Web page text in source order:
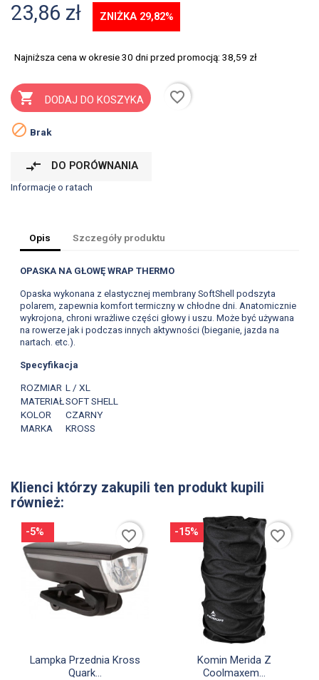
23,86 zł ZNIŻKA 29,82%
Najniższa cena w okresie 30 dni przed promocją: 38,59 zł
 DODAJ DO KOSZYKA
favorite_border
 Brak
compare_arrows DO PORÓWNANIA
Informacje o ratach
Opis Szczegóły produktu
OPASKA NA GŁOWĘ WRAP THERMO
Opaska wykonana z elastycznej membrany SoftShell podszyta
polarem, zapewnia komfort termiczny w chłodne dni. Anatomicznie
wykrojona, chroni wrażliwe części głowy i uszu. Może być używana
na rowerze jak i podczas innych aktywności (bieganie, jazda na
nartach. etc.).
Specyfikacja
ROZMIAR L / XL
MATERIAŁSOFT SHELL
KOLOR
CZARNY
MARKA
KROSS
Klienci którzy zakupili ten produkt kupili
również:
Szybki podgląd
Lampka Przednia Kross
Quark...
-5% favorite_border
Szybki podgląd
Komin Merida Z
Coolmaxem...
-15% favorite_border